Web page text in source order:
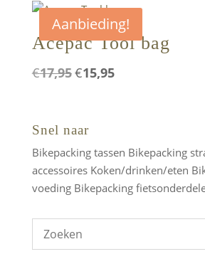
€17,95. €15,95.
Aanbieding!
Acepac Tool bag
€17,95 Oorspronkelijke
€15,95Huidige
Snel naar
Bikepacking tassen Bikepacking
accessoires Koken/drinken/eten
voeding Bikepacking